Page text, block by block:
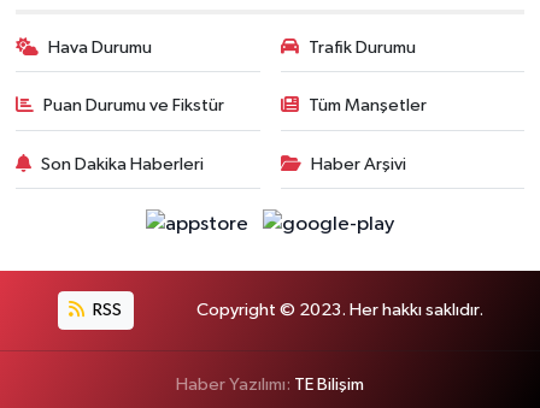
Hava Durumu Trafik Durumu
Puan Durumu ve Fikstür Tüm Manşetler
Son Dakika Haberleri Haber Arşivi
RSS Copyright © 2023. Her hakkı saklıdır.
Haber Yazılımı: TE Bilişim